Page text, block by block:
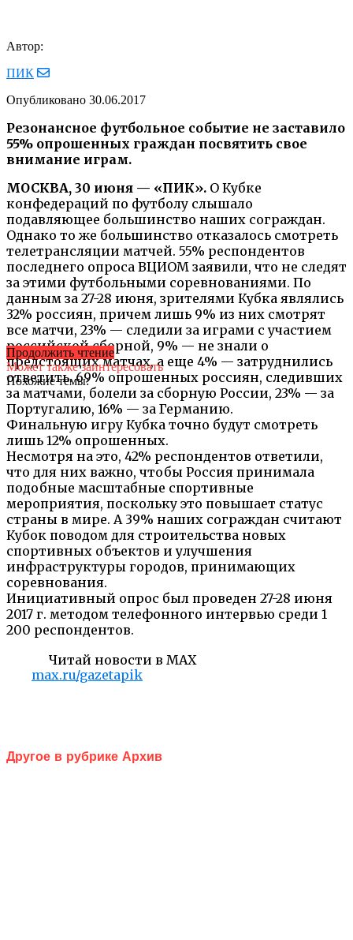
Автор:
ПИК
Опубликовано 30.06.2017
Резонансное футбольное событие не заставило
55% опрошенных граждан посвятить свое
внимание играм.
МОСКВА, 30 июня — «ПИК». О Кубке
конфедераций по футболу слышало
подавляющее большинство наших сограждан.
Однако то же большинство отказалось смотреть
телетрансляции матчей. 55% респондентов
последнего опроса ВЦИОМ заявили, что не следят
за этими футбольными соревнованиями. По
данным за 27-28 июня, зрителями Кубка являлись
32% россиян, причем лишь 9% из них смотрят
все матчи, 23% — следили за играми с участием
российской сборной, 9% — не знали о
предстоящих матчах, а еще 4% — затруднились
ответить. 69% опрошенных россиян, следивших
за матчами, болели за сборную России, 23% — за
Португалию, 16% — за Германию.
Финальную игру Кубка точно будут смотреть
лишь 12% опрошенных.
Несмотря на это, 42% респондентов ответили,
что для них важно, чтобы Россия принимала
подобные масштабные спортивные
мероприятия, поскольку это повышает статус
страны в мире. А 39% наших сограждан считают
Кубок поводом для строительства новых
спортивных объектов и улучшения
инфраструктуры городов, принимающих
соревнования.
Инициативный опрос был проведен 27-28 июня
2017 г. методом телефонного интервью среди 1
200 респондентов.
Читай новости в MAX
max.ru/gazetapik
Продолжить чтение
Может также заинтересовать
Похожие темы:
Другое в рубрике Архив